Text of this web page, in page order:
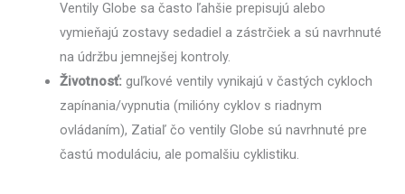
Ventily Globe sa často ľahšie prepisujú alebo
vymieňajú zostavy sedadiel a zástrčiek a sú navrhnuté
na údržbu jemnejšej kontroly.
Životnosť: guľkové ventily vynikajú v častých cykloch
zapínania/vypnutia (milióny cyklov s riadnym
ovládaním), Zatiaľ čo ventily Globe sú navrhnuté pre
častú moduláciu, ale pomalšiu cyklistiku.